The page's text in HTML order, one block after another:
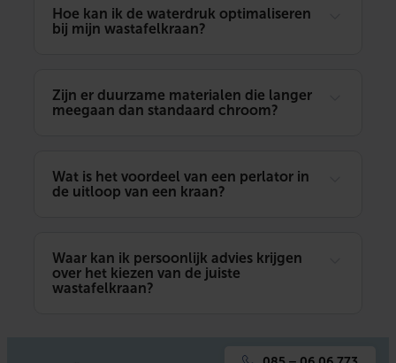
Hoe kan ik de waterdruk optimaliseren
bij mijn wastafelkraan?
Zijn er duurzame materialen die langer
meegaan dan standaard chroom?
Wat is het voordeel van een perlator in
de uitloop van een kraan?
Waar kan ik persoonlijk advies krijgen
over het kiezen van de juiste
wastafelkraan?